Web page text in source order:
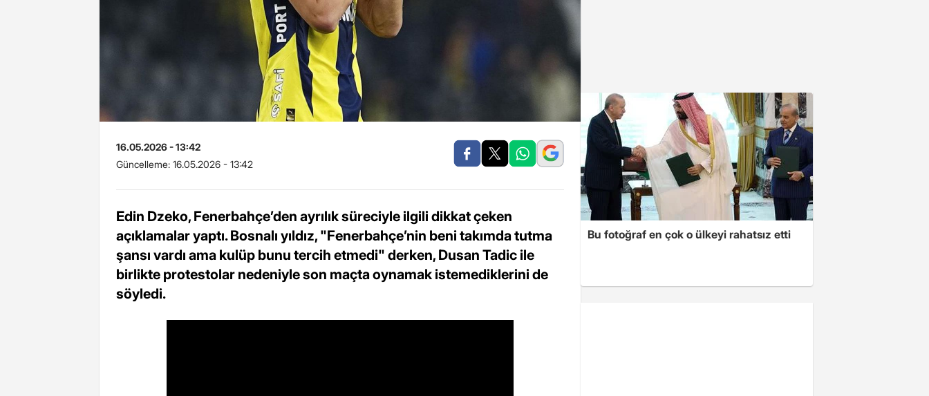
16.05.2026 - 13:42
Güncelleme: 16.05.2026 - 13:42
Edin Dzeko, Fenerbahçe’den ayrılık süreciyle ilgili dikkat çeken
açıklamalar yaptı. Bosnalı yıldız, "Fenerbahçe’nin beni takımda tutma
şansı vardı ama kulüp bunu tercih etmedi" derken, Dusan Tadic ile
birlikte protestolar nedeniyle son maçta oynamak istemediklerini de
söyledi.
Bu fotoğraf en çok o ülkeyi rahatsız etti